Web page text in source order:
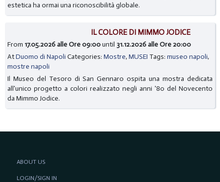
estetica ha ormai una riconoscibilità globale.
IL COLORE DI MIMMO JODICE
From17.05.2026 alle Ore 09:00until 31.12.2026 alle Ore 20:00
AtDuomo di Napoli Categories:Mostre,MUSEI Tags:museo napoli,
mostre napoli
Il Museo del Tesoro di San Gennaro ospita una mostra dedicata
all'unico progetto a colori realizzato negli anni '80 del Novecento
da Mimmo Jodice.
ABOUT US
LOGIN/SIGN IN